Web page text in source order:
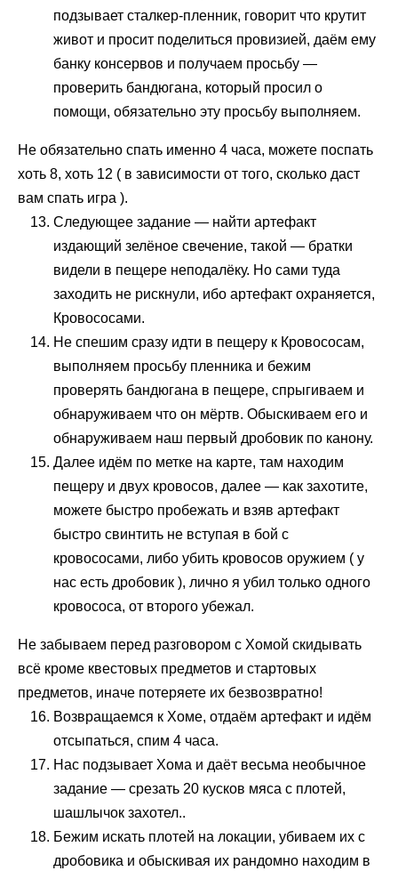
подзывает сталкер-пленник, говорит что крутит
живот и просит поделиться провизией, даём ему
банку консервов и получаем просьбу —
проверить бандюгана, который просил о
помощи, обязательно эту просьбу выполняем.
Не обязательно спать именно 4 часа, можете поспать
хоть 8, хоть 12 ( в зависимости от того, сколько даст
вам спать игра ).
Следующее задание — найти артефакт
издающий зелёное свечение, такой — братки
видели в пещере неподалёку. Но сами туда
заходить не рискнули, ибо артефакт охраняется,
Кровососами.
Не спешим сразу идти в пещеру к Кровососам,
выполняем просьбу пленника и бежим
проверять бандюгана в пещере, спрыгиваем и
обнаруживаем что он мёртв. Обыскиваем его и
обнаруживаем наш первый дробовик по канону.
Далее идём по метке на карте, там находим
пещеру и двух кровосов, далее — как захотите,
можете быстро пробежать и взяв артефакт
быстро свинтить не вступая в бой с
кровососами, либо убить кровосов оружием ( у
нас есть дробовик ), лично я убил только одного
кровососа, от второго убежал.
Не забываем перед разговором с Хомой скидывать
всё кроме квестовых предметов и стартовых
предметов, иначе потеряете их безвозвратно!
Возвращаемся к Хоме, отдаём артефакт и идём
отсыпаться, спим 4 часа.
Нас подзывает Хома и даёт весьма необычное
задание — срезать 20 кусков мяса с плотей,
шашлычок захотел..
Бежим искать плотей на локации, убиваем их с
дробовика и обыскивая их рандомно находим в